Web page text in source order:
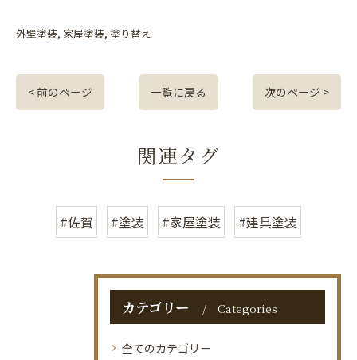
外壁塗装 家屋塗装 塗り替え
< 前のページ 一覧に戻る 次のページ >
関連タグ
#佐賀 #塗装 #家屋塗装 #建具塗装
カテゴリー Categories
全てのカテゴリー